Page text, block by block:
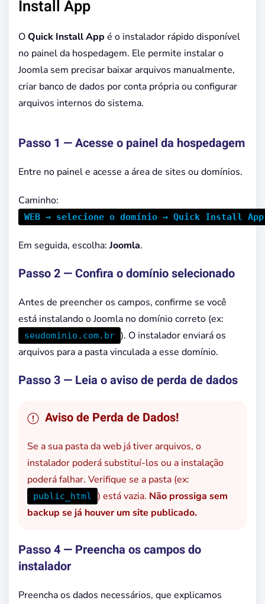
Install App
OQuick Install App é o instalador rápido disponível
no painel da hospedagem. Ele permite instalar o
Joomla sem precisar baixar arquivos manualmente,
criar banco de dados por conta própria ou configurar
arquivos internos do sistema.
Passo 1 — Acesse o painel da hospedagem
Entre no painel e acesse a área de sites ou domínios.
Caminho:
WEB → selecione o domínio → Quick Install App
Em seguida, escolha: Joomla.
Passo 2 — Confira o domínio selecionado
Antes de preencher os campos, confirme se você
está instalando o Joomla no domínio correto (ex:
seudominio.com.br ). O instalador enviará os
arquivos para a pasta vinculada a esse domínio.
Passo 3 — Leia o aviso de perda de dados
Aviso de Perda de Dados!
Se a sua pasta da web já tiver arquivos, o
instalador poderá substituí-los ou a instalação
poderá falhar. Verifique se a pasta (ex:
public_html ) está vazia. Não prossiga sem
backup se já houver um site publicado.
Passo 4 — Preencha os campos do
instalador
Preencha os dados necessários, que explicamos